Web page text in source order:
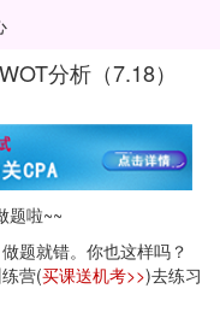
分析（7.18）
啦~~
题就错。你也这样吗？
营(买课送机考>>)去练习